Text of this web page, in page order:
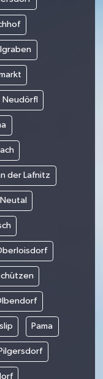
Neudörfl
der Lafnitz
Neutal
Pama
Pilgersdorf